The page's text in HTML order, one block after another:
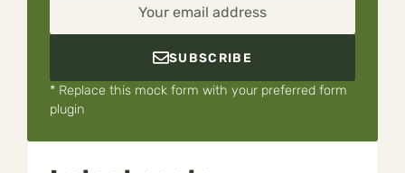
Your email address
SUBSCRIBE
* Replace this mock form with your preferred form
plugin